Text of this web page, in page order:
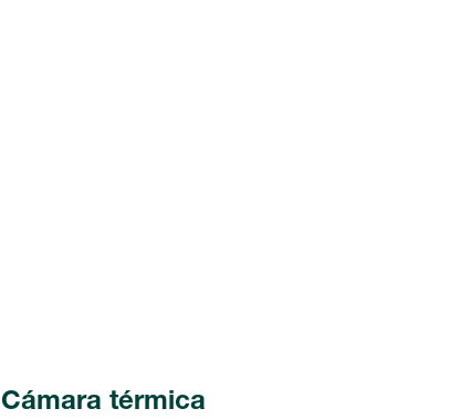
Cámara térmica